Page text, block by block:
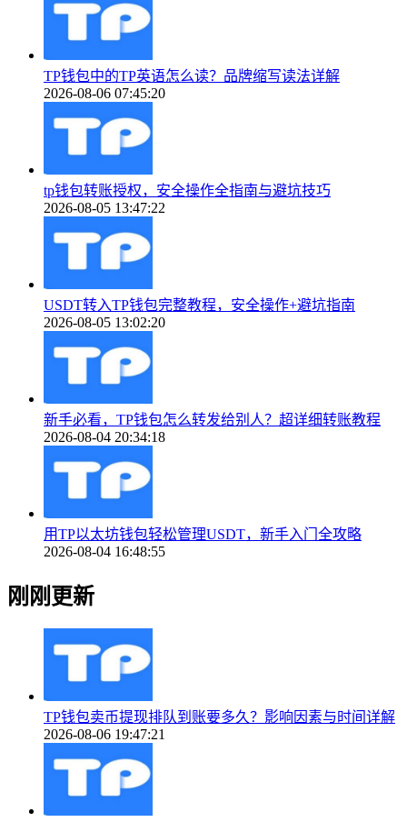
TP钱包中的TP英语怎么读？品牌缩写读法详解
2026-08-06 07:45:20
tp钱包转账授权，安全操作全指南与避坑技巧
2026-08-05 13:47:22
USDT转入TP钱包完整教程，安全操作+避坑指南
2026-08-05 13:02:20
新手必看，TP钱包怎么转发给别人？超详细转账教程
2026-08-04 20:34:18
用TP以太坊钱包轻松管理USDT，新手入门全攻略
2026-08-04 16:48:55
刚刚更新
TP钱包卖币提现排队到账要多久？影响因素与时间详解
2026-08-06 19:47:21